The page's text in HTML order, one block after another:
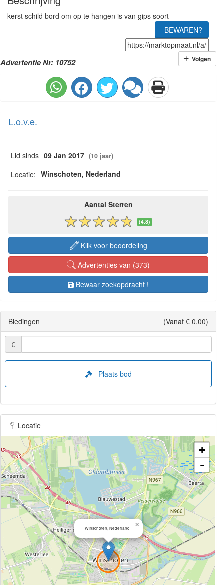
kerst schild bord om op te hangen is van gips soort
BEWAREN?
Advertentie Nr: 10752 Volgen
L.o.v.e.
Lid sinds 09 Jan 2017 (10 jaar)
Locatie: Winschoten, Nederland
Aantal Sterren
(4.8)
Klik voor beoordeling
Advertenties van (373)
Bewaar zoekopdracht !
Biedingen (Vanaf € 0,00)
€
Plaats bod
Locatie
Winschoten, Nederland ×
+
-